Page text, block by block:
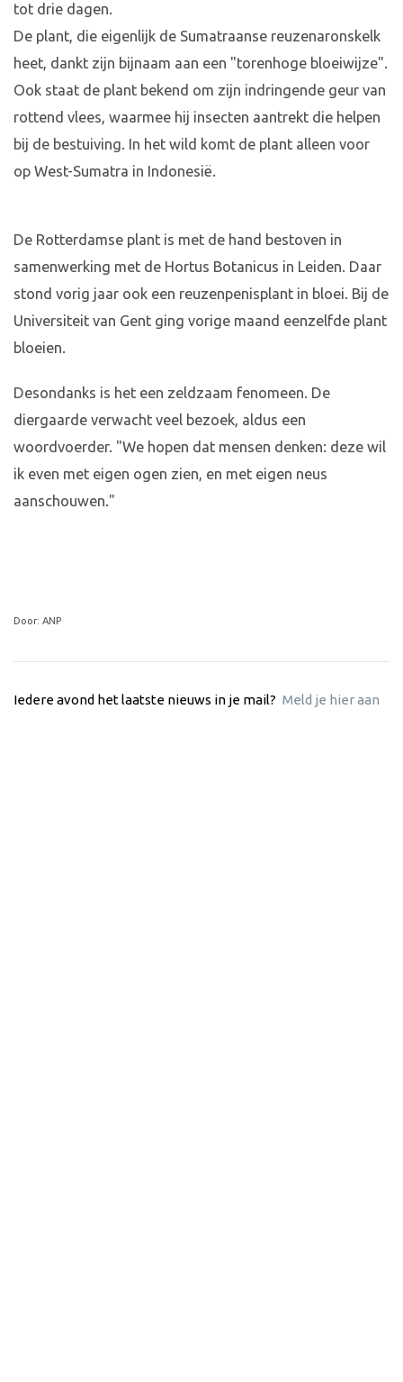
tot drie dagen.
De plant, die eigenlijk de Sumatraanse reuzenaronskelk
heet, dankt zijn bijnaam aan een "torenhoge bloeiwijze".
Ook staat de plant bekend om zijn indringende geur van
rottend vlees, waarmee hij insecten aantrekt die helpen
bij de bestuiving. In het wild komt de plant alleen voor
op West-Sumatra in Indonesië.
De Rotterdamse plant is met de hand bestoven in
samenwerking met de Hortus Botanicus in Leiden. Daar
stond vorig jaar ook een reuzenpenisplant in bloei. Bij de
Universiteit van Gent ging vorige maand eenzelfde plant
bloeien.
Desondanks is het een zeldzaam fenomeen. De
diergaarde verwacht veel bezoek, aldus een
woordvoerder. "We hopen dat mensen denken: deze wil
ik even met eigen ogen zien, en met eigen neus
aanschouwen."
Door: ANP
Iedere avond het laatste nieuws in je mail? Meld je hier aan